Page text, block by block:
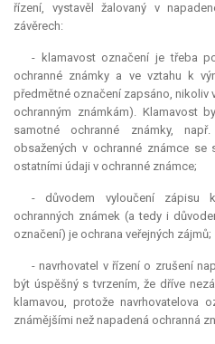
řízení, vystavěl žalovaný v
závěrech:
- klamavost označení je třeba
ochranné známky a ve vztahu k
předmětné označení zapsáno, nikoliv
ochranným známkám). Klamavost
samotné ochranné známky,
obsažených v ochranné známce
ostatními údaji v ochranné známce;
- důvodem vyloučení zápisu
ochranných známek (a tedy i
označení) je ochrana veřejných zájmů;
- navrhovatel v řízení o zrušení
být úspěšný s tvrzením, že dříve
klamavou, protože navrhovatelova
známějšími než napadená ochranná